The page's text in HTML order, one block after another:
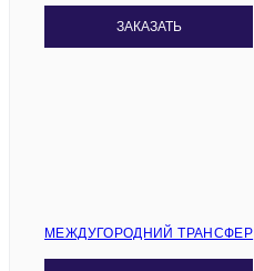
ЗАКАЗАТЬ
МЕЖДУГОРОДНИЙ ТРАНСФЕР